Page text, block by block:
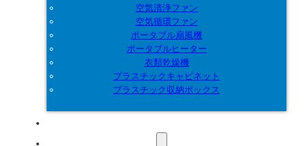
空気清浄ファン
空気循環ファン
ポータブル扇風機
ポータブルヒーター
衣類乾燥機
プラスチックキャビネット
プラスチック収納ボックス